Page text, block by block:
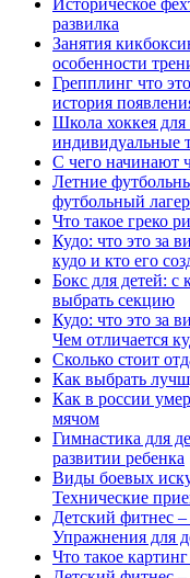
Историческое
развилка
Занятия
особенности
Грепплинг что
история
Школа хоккея
индивидуальные
С чего начинают
Летние
футбольный
Что такое греко
Кудо: что это за
кудо и кто его
Бокс для детей: с
выбрать секцию
Кудо: что это за
Чем отличается
Сколько стоит
Как выбрать
Как в россии
мячом
Гимнастика для
развитии ребенка
Виды боевых
Технические
Детский фитнес
Упражнения для
Что такое